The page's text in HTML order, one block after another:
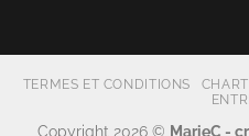
TERMES ET CONDITIONS
Copyright 2026 © MarieC -